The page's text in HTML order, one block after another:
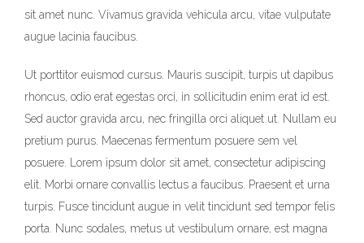
sit amet nunc. Vivamus gravida vehicula arcu, vitae vulputate
augue lacinia faucibus.
Ut porttitor euismod cursus. Mauris suscipit, turpis ut dapibus
rhoncus, odio erat egestas orci, in sollicitudin enim erat id est.
Sed auctor gravida arcu, nec fringilla orci aliquet ut. Nullam eu
pretium purus. Maecenas fermentum posuere sem vel
posuere. Lorem ipsum dolor sit amet, consectetur adipiscing
elit. Morbi ornare convallis lectus a faucibus. Praesent et urna
turpis. Fusce tincidunt augue in velit tincidunt sed tempor felis
porta. Nunc sodales, metus ut vestibulum ornare, est magna